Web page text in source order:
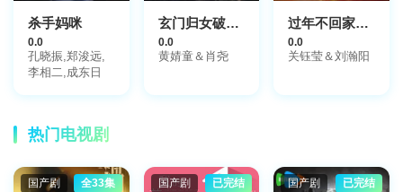
杀手妈咪
0.0
孔晓振,郑浚远,
李相二,成东日
玄门归女破家沉冤
0.0
黄婧童＆肖尧
过年不回家，我和校花赚翻天
0.0
关钰莹＆刘瀚阳
热门电视剧
国产剧 全33集 国产剧 已完结 国产剧 已完结